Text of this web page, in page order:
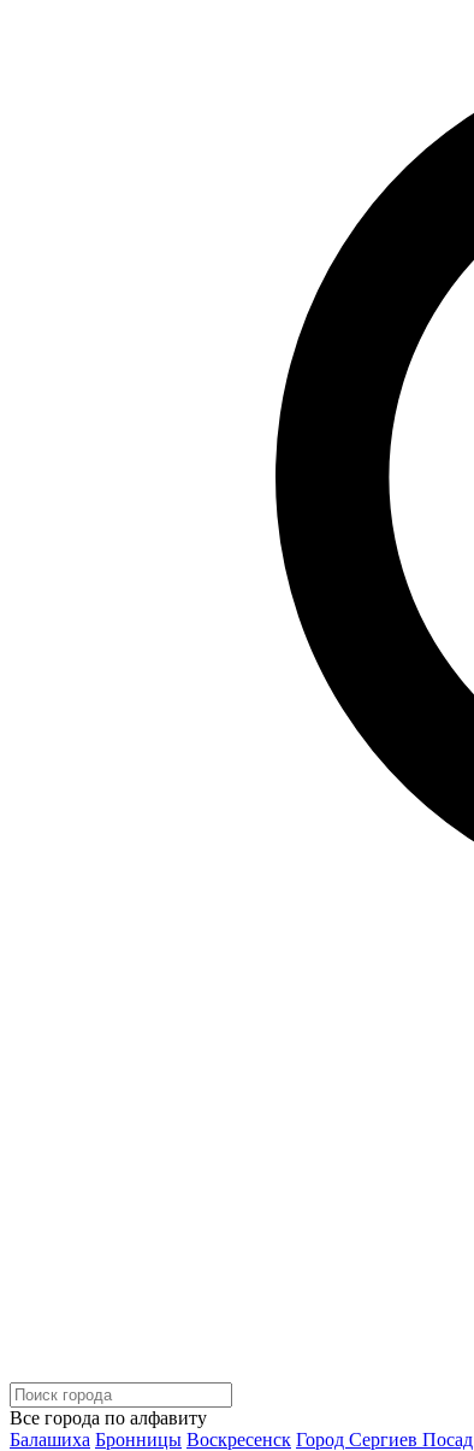
Все города по алфавиту
Балашиха Бронницы Воскресенск Город Сергиев Посад